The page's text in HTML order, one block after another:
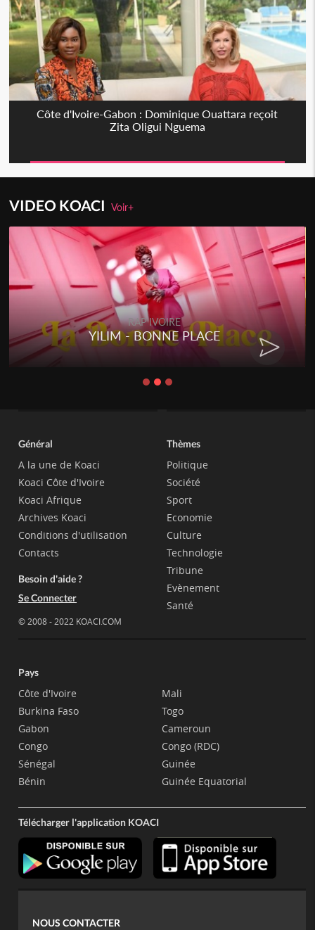
Côte d'Ivoire-Gabon : Dominique Ouattara reçoit
Zita Oligui Nguema
VIDEO KOACIVoir+
RAP IVOIRE
YILIM - BONNE PLACE
Général
A la une de Koaci
Koaci Côte d'Ivoire
Koaci Afrique
Archives Koaci
Conditions d'utilisation
Contacts
Besoin d'aide ?
Se Connecter
© 2008 - 2022 KOACI.COM
Thèmes
Politique
Société
Sport
Economie
Culture
Technologie
Tribune
Evènement
Santé
Pays
Côte d'Ivoire
Burkina Faso
Gabon
Congo
Sénégal
Bénin
Mali
Togo
Cameroun
Congo (RDC)
Guinée
Guinée Equatorial
Télécharger l'application KOACI
NOUS CONTACTER